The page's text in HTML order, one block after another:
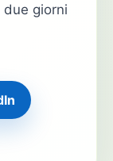
due giorni